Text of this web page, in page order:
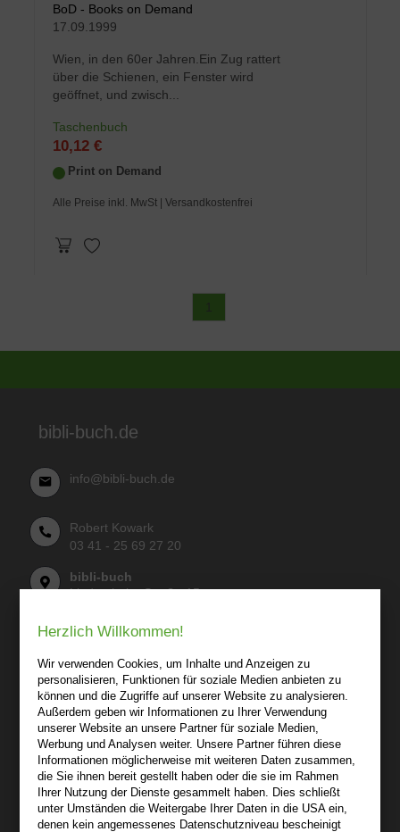
BoD - Books on Demand
17.09.1999
Wien, in den 60er Jahren.Ein Zug rattert
über die Schienen, ein Fenster wird
geöffnet, und zwisch...
Taschenbuch
10,12 €
Print on Demand
Alle Preise inkl. MwSt | Versandkostenfrei
bibli-buch.de
info@bibli-buch.de
Robert Kowark
03 41 - 25 69 27 20
bibli-buch
Lindenthaler Straße 15
Wir sind gerne für Sie persönlich da.
Über bibli-buch.de
+
AGB
Impressum
Widerruf
Datenschutz
Herzlich Willkommen!
Wir verwenden Cookies, um Inhalte und Anzeigen zu
personalisieren, Funktionen für soziale Medien anbieten zu
können und die Zugriffe auf unserer Website zu analysieren.
Außerdem geben wir Informationen zu Ihrer Verwendung
unserer Website an unsere Partner für soziale Medien,
Werbung und Analysen weiter. Unsere Partner führen diese
Informationen möglicherweise mit weiteren Daten zusammen,
die Sie ihnen bereit gestellt haben oder die sie im Rahmen
Ihrer Nutzung der Dienste gesammelt haben. Dies schließt
unter Umständen die Weitergabe Ihrer Daten in die USA ein,
denen kein angemessenes Datenschutzniveau bescheinigt